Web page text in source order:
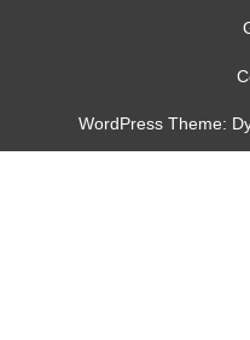
WordPress Theme: